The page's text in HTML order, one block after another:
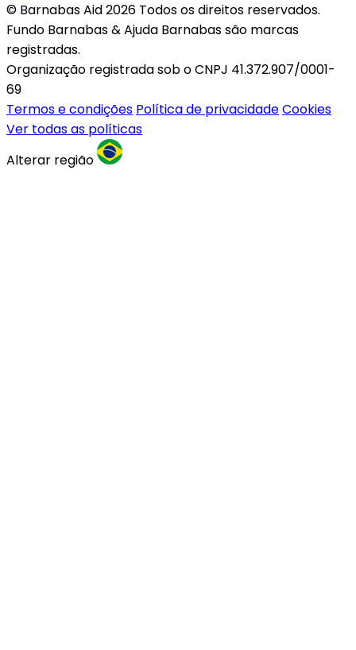
© Barnabas Aid 2026 Todos os direitos reservados.
Fundo Barnabas & Ajuda Barnabas são marcas
registradas.
Organização registrada sob o CNPJ 41.372.907/0001-
69
Termos e condições Política de privacidadeCookies
Ver todas as políticas
Alterar região